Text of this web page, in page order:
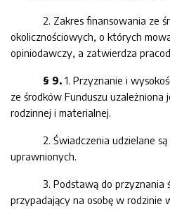
2. Zakres finansowania ze
okolicznościowych, o których
opiniodawczy, a zatwierdza
§ 9.1. Przyznanie i
ze środków Funduszu
rodzinnej i materialnej.
2. Świadczenia udzielane
uprawnionych.
3. Podstawą do przyznania
przypadający na osobę w rodzinie